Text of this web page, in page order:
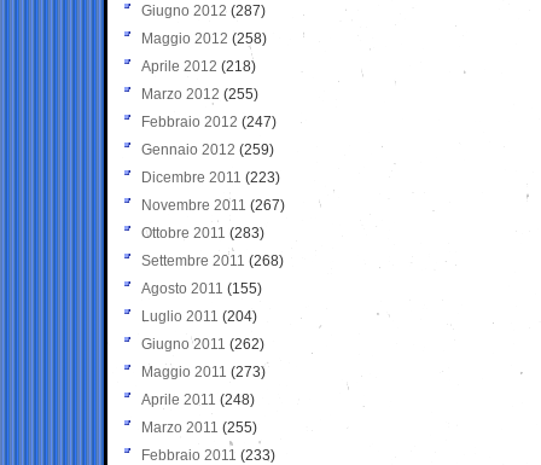
Giugno 2012 (287)
Maggio 2012 (258)
Aprile 2012 (218)
Marzo 2012 (255)
Febbraio 2012 (247)
Gennaio 2012 (259)
Dicembre 2011 (223)
Novembre 2011 (267)
Ottobre 2011 (283)
Settembre 2011 (268)
Agosto 2011 (155)
Luglio 2011 (204)
Giugno 2011 (262)
Maggio 2011 (273)
Aprile 2011 (248)
Marzo 2011 (255)
Febbraio 2011 (233)